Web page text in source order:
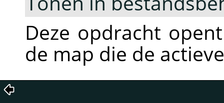
Deze opdracht
de map die de